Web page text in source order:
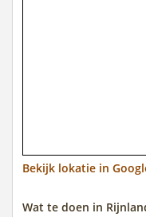
Bekijk lokatie in
Wat te doen in